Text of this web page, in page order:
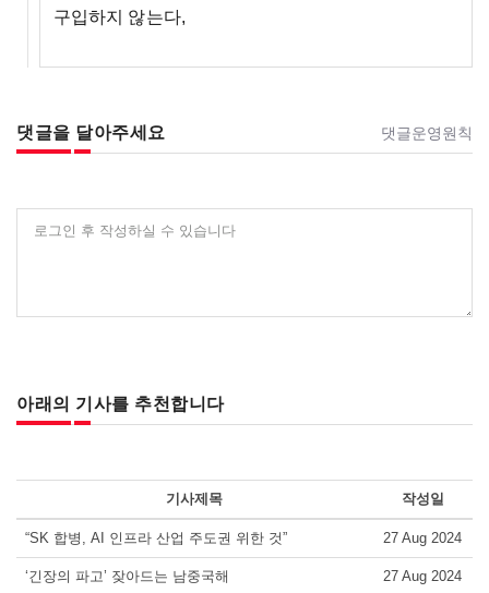
구입하지 않는다,
댓글을 달아주세요 댓글운영원칙
로그인 후 작성하실 수 있습니다
아래의 기사를 추천합니다
기사제목 작성일
“SK 합병, AI 인프라 산업 주도권 위한 것” 27 Aug 2024
‘긴장의 파고’ 잦아드는 남중국해 27 Aug 2024